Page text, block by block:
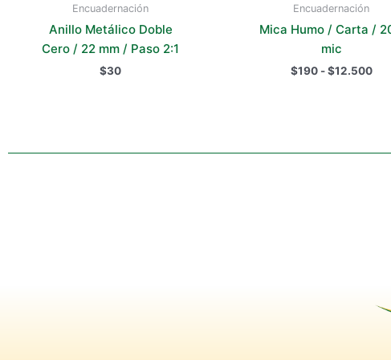
Encuadernación
Anillo Metálico Doble
Cero / 22 mm / Paso 2:1
$30
Encuadernación
Mica Humo / Carta /
mic
$190 - $12.500